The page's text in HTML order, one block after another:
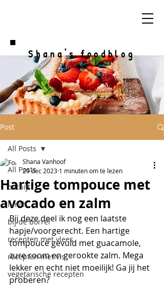
Shana's foodblog
Post
All Posts
ontbijt
lunch
bij de borrel
recepten met vlees
recepten met vis
vegetarische recepten
All Posts
Hartige tompouce met
avocado en zalm
Shana Vanhoof
29 dec 2023 1 minuten om te lezen
Bij deze deel ik nog een laatste
hapje/voorgerecht. Een hartige
tompouce gevuld met guacamole,
zure room en gerookte zalm. Mega
lekker en echt niet moeilijk! Ga jij het
proberen?